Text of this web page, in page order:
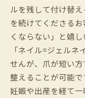
ルを残して付け替
を続けてくださる
くならない」と嬉
「ネイル=ジェル
せんが、爪が短い
整えることが可能で
妊娠や出産を経て